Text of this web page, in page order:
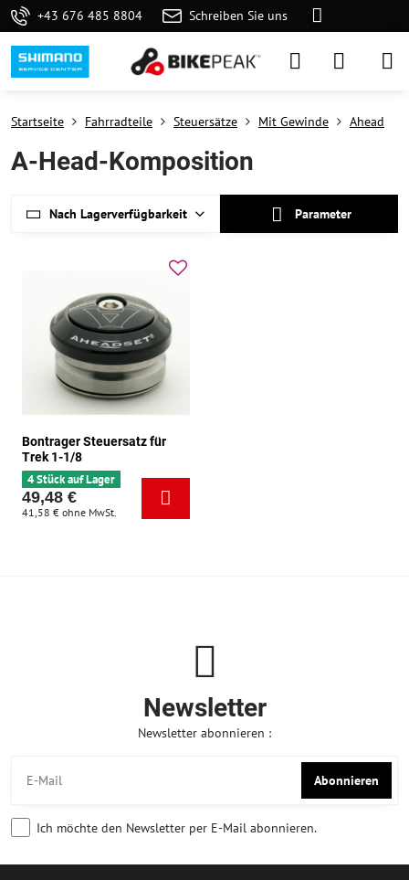
+43 676 485 8804 Schreiben Sie uns
Startseite Fahrradteile Steuersätze Mit Gewinde Ahead
A-Head-Komposition
Nach Lagerverfügbarkeit Parameter
Bontrager Steuersatz für
Trek 1-1/8
4 Stück auf Lager
49,48 €
41,58 € ohne MwSt.
Newsletter
Newsletter abonnieren :
Abonnieren
Ich möchte den Newsletter per E-Mail abonnieren.